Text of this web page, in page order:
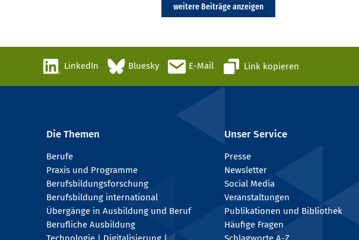
weitere Beiträge anzeigen
LinkedIn Bluesky E-Mail Link kopieren
Die Themen
Berufe
Praxis und Programme
Berufsbildungsforschung
Berufsbildung international
Übergänge in Ausbildung und Beruf
Berufliche Ausbildung
Unser Service
Presse
Newsletter
Social Media
Veranstaltungen
Publikationen und Bibliothek
Häufige Fragen